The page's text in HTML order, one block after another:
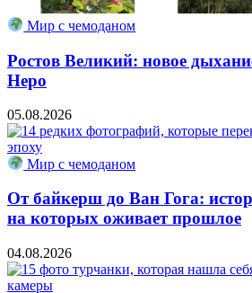
Мир с чемоданом
Ростов Великий: новое
Неро
05.08.2026
Мир с чемоданом
От байкерш до Ван Гога:
на которых оживает прошлое
04.08.2026